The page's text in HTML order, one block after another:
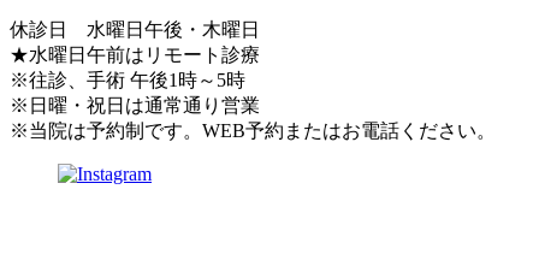
休診日 水曜日午後・木曜日
★水曜日午前はリモート診療
※往診、手術 午後1時～5時
※日曜・祝日は通常通り営業
※当院は予約制です。WEB予約またはお電話ください。